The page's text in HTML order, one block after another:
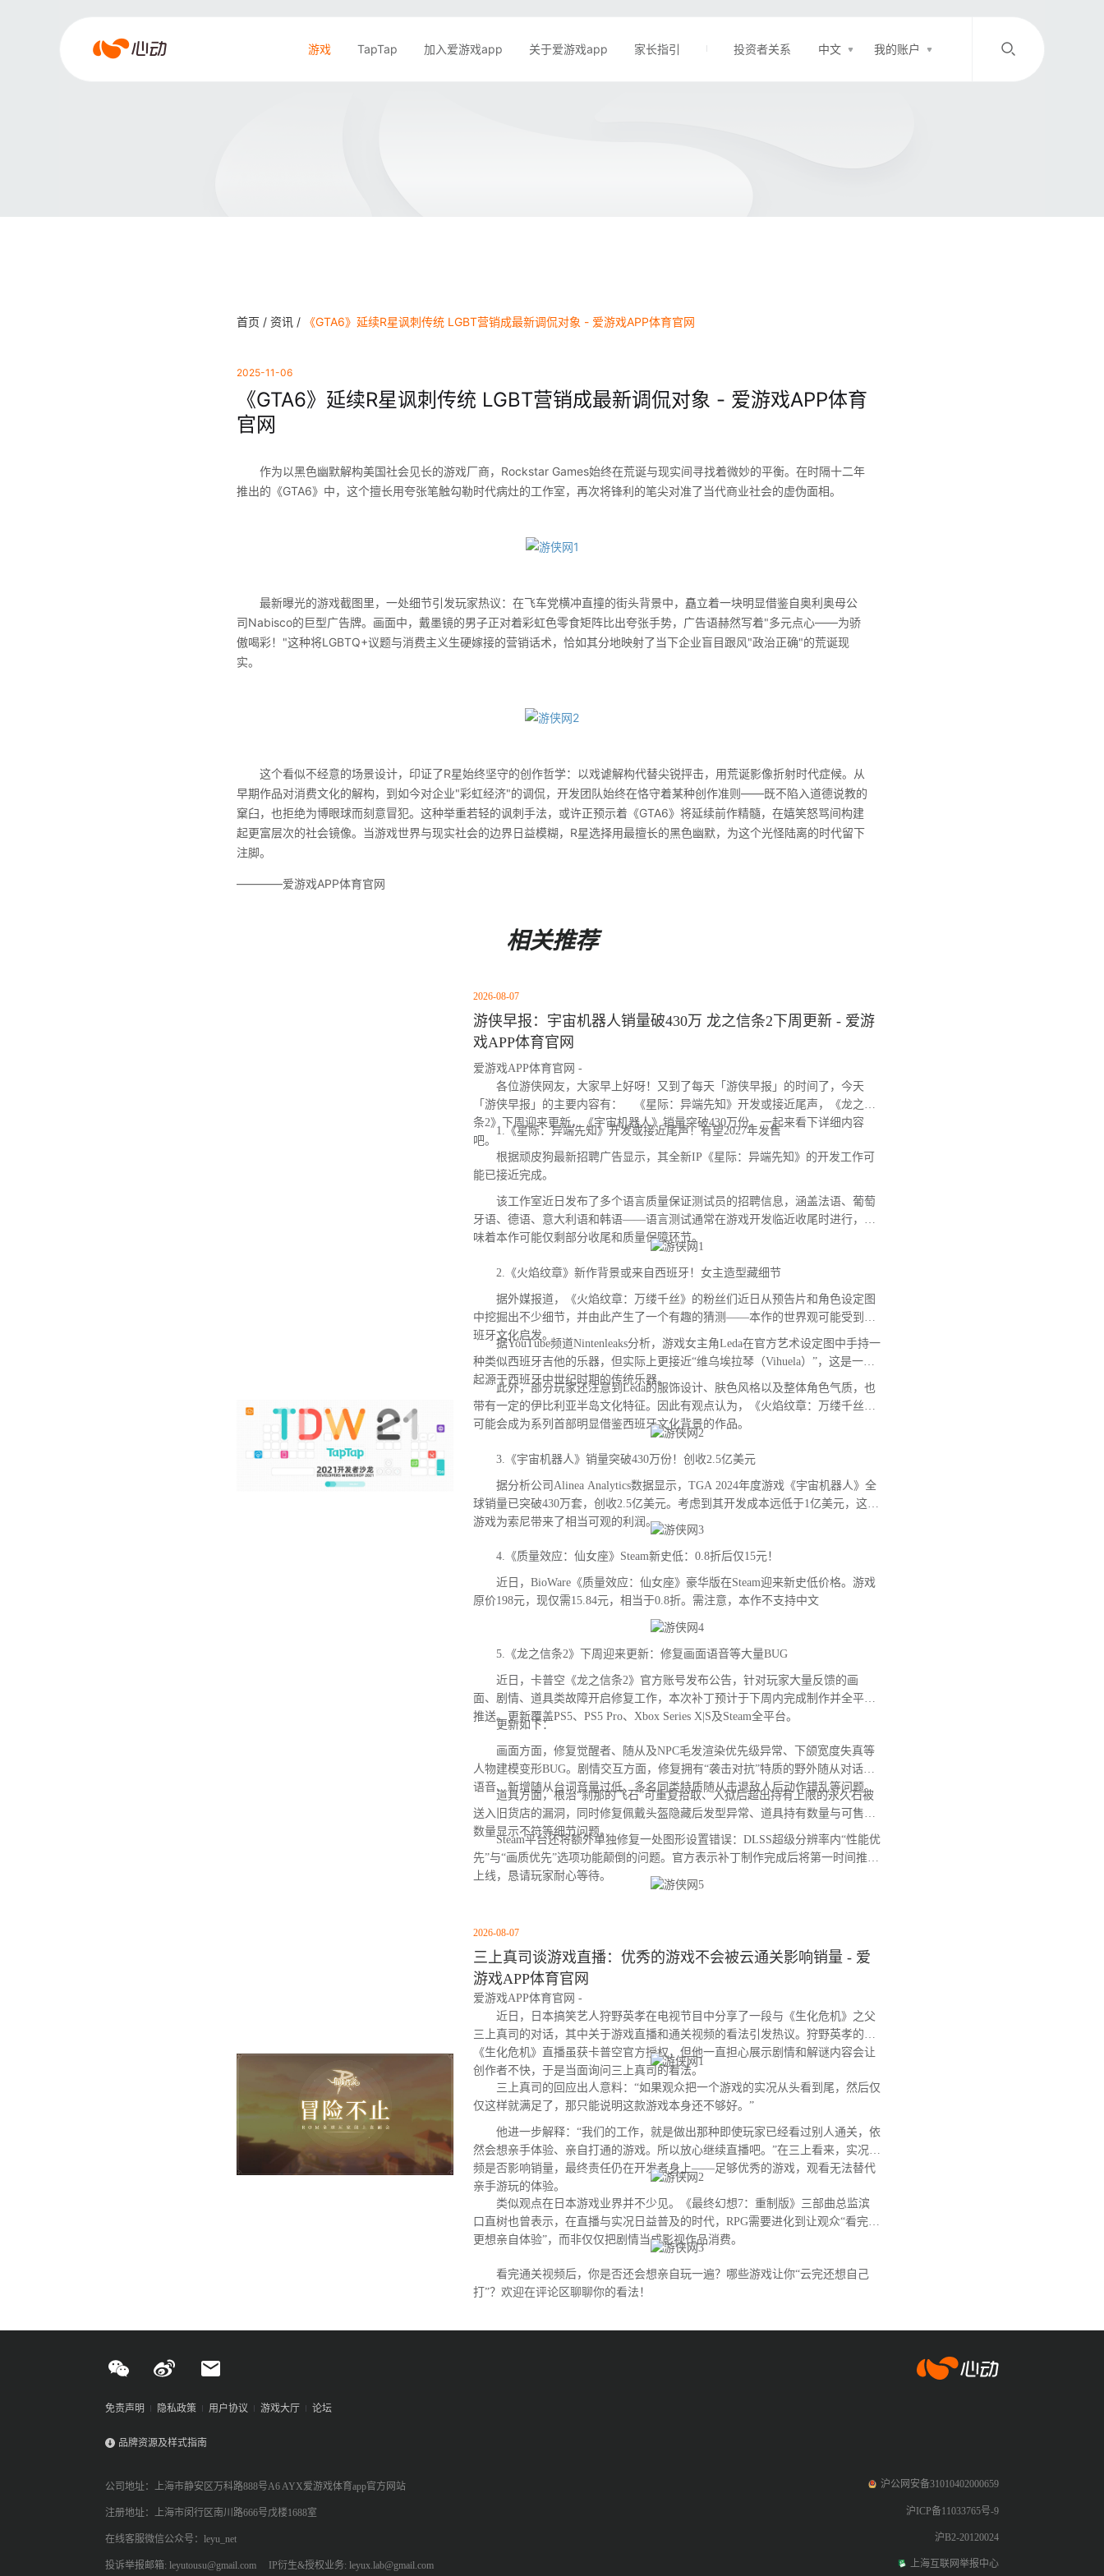
爱
游戏 TapTap 加入爱游戏app 关于爱游戏app 家长指引 投资者关系 中文 我的账户
/
首页 / 资讯 / 《GTA6》延续R星讽刺传统 LGBT营销成最新调侃对象 - 爱游戏APP体育官网
2025-11-06
《GTA6》延续R星讽刺传统 LGBT营销成最新调侃对象 - 爱游戏APP体育
官网
作为以黑色幽默解构美国社会见长的游戏厂商，Rockstar Games始终在荒诞与现实间寻找着微妙的平衡。在时隔十二年
推出的《GTA6》中，这个擅长用夸张笔触勾勒时代病灶的工作室，再次将锋利的笔尖对准了当代商业社会的虚伪面相。
最新曝光的游戏截图里，一处细节引发玩家热议：在飞车党横冲直撞的街头背景中，矗立着一块明显借鉴自奥利奥母公
司Nabisco的巨型广告牌。画面中，戴墨镜的男子正对着彩虹色零食矩阵比出夸张手势，广告语赫然写着"多元点心——为骄
傲喝彩！"这种将LGBTQ+议题与消费主义生硬嫁接的营销话术，恰如其分地映射了当下企业盲目跟风"政治正确"的荒诞现
实。
这个看似不经意的场景设计，印证了R星始终坚守的创作哲学：以戏谑解构代替尖锐抨击，用荒诞影像折射时代症候。从
早期作品对消费文化的解构，到如今对企业"彩虹经济"的调侃，开发团队始终在恪守着某种创作准则——既不陷入道德说教的
窠臼，也拒绝为博眼球而刻意冒犯。这种举重若轻的讽刺手法，或许正预示着《GTA6》将延续前作精髓，在嬉笑怒骂间构建
起更富层次的社会镜像。当游戏世界与现实社会的边界日益模糊，R星选择用最擅长的黑色幽默，为这个光怪陆离的时代留下
注脚。
————爱游戏APP体育官网
相关推荐
2026-08-07
游侠早报：宇宙机器人销量破430万 龙之信条2下周更新 - 爱游
戏APP体育官网
爱游戏APP体育官网 -
各位游侠网友，大家早上好呀！又到了每天「游侠早报」的时间了，今天
「游侠早报」的主要内容有： 《星际：异端先知》开发或接近尾声，《龙之信
条2》下周迎来更新，《宇宙机器人》销量突破430万份，一起来看下详细内容
吧。
1.《星际：异端先知》开发或接近尾声！有望2027年发售
根据顽皮狗最新招聘广告显示，其全新IP《星际：异端先知》的开发工作可
能已接近完成。
该工作室近日发布了多个语言质量保证测试员的招聘信息，涵盖法语、葡萄
牙语、德语、意大利语和韩语——语言测试通常在游戏开发临近收尾时进行，意
味着本作可能仅剩部分收尾和质量保障环节。
2.《火焰纹章》新作背景或来自西班牙！女主造型藏细节
据外媒报道，《火焰纹章：万缕千丝》的粉丝们近日从预告片和角色设定图
中挖掘出不少细节，并由此产生了一个有趣的猜测——本作的世界观可能受到西
班牙文化启发。
据YouTube频道Nintenleaks分析，游戏女主角Leda在官方艺术设定图中手持一
种类似西班牙吉他的乐器，但实际上更接近“维乌埃拉琴（Vihuela）”，这是一种
起源于西班牙中世纪时期的传统乐器。
此外，部分玩家还注意到Leda的服饰设计、肤色风格以及整体角色气质，也
带有一定的伊比利亚半岛文化特征。因此有观点认为，《火焰纹章：万缕千丝》
可能会成为系列首部明显借鉴西班牙文化背景的作品。
3.《宇宙机器人》销量突破430万份！创收2.5亿美元
据分析公司Alinea Analytics数据显示，TGA 2024年度游戏《宇宙机器人》全
球销量已突破430万套，创收2.5亿美元。考虑到其开发成本远低于1亿美元，这款
游戏为索尼带来了相当可观的利润。
4.《质量效应：仙女座》Steam新史低：0.8折后仅15元！
近日，BioWare《质量效应：仙女座》豪华版在Steam迎来新史低价格。游戏
原价198元，现仅需15.84元，相当于0.8折。需注意，本作不支持中文
5.《龙之信条2》下周迎来更新：修复画面语音等大量BUG
近日，卡普空《龙之信条2》官方账号发布公告，针对玩家大量反馈的画
面、剧情、道具类故障开启修复工作，本次补丁预计于下周内完成制作并全平台
推送。更新覆盖PS5、PS5 Pro、Xbox Series X|S及Steam全平台。
更新如下：
画面方面，修复觉醒者、随从及NPC毛发渲染优先级异常、下颌宽度失真等
人物建模变形BUG。剧情交互方面，修复拥有“袭击对抗”特质的野外随从对话无
语音、新增随从台词音量过低、多名同类特质随从击退敌人后动作错乱等问题。
道具方面，根治“刹那的飞石”可重复拾取、入狱后超出持有上限的永久石被
送入旧货店的漏洞，同时修复佩戴头盔隐藏后发型异常、道具持有数量与可售卖
数量显示不符等细节问题。
Steam平台还将额外单独修复一处图形设置错误：DLSS超级分辨率内“性能优
先”与“画质优先”选项功能颠倒的问题。官方表示补丁制作完成后将第一时间推送
上线，恳请玩家耐心等待。
2026-08-07
三上真司谈游戏直播：优秀的游戏不会被云通关影响销量 - 爱
游戏APP体育官网
爱游戏APP体育官网 -
近日，日本搞笑艺人狩野英孝在电视节目中分享了一段与《生化危机》之父
三上真司的对话，其中关于游戏直播和通关视频的看法引发热议。狩野英孝的
《生化危机》直播虽获卡普空官方授权，但他一直担心展示剧情和解谜内容会让
创作者不快，于是当面询问三上真司的看法。
三上真司的回应出人意料：“如果观众把一个游戏的实况从头看到尾，然后仅
仅这样就满足了，那只能说明这款游戏本身还不够好。”
他进一步解释：“我们的工作，就是做出那种即使玩家已经看过别人通关，依
然会想亲手体验、亲自打通的游戏。所以放心继续直播吧。”在三上看来，实况视
频是否影响销量，最终责任仍在开发者身上——足够优秀的游戏，观看无法替代
亲手游玩的体验。
类似观点在日本游戏业界并不少见。《最终幻想7：重制版》三部曲总监滨
口直树也曾表示，在直播与实况日益普及的时代，RPG需要进化到让观众“看完后
更想亲自体验”，而非仅仅把剧情当成影视作品消费。
看完通关视频后，你是否还会想亲自玩一遍？哪些游戏让你“云完还想自己
打”？欢迎在评论区聊聊你的看法！
免责声明 隐私政策 用户协议 游戏大厅 论坛
品牌资源及样式指南
公司地址：上海市静安区万科路888号A6 AYX爱游戏体育app官方网站
注册地址：上海市闵行区南川路666号戊楼1688室
在线客服微信公众号：leyu_net
投诉举报邮箱: leyutousu@gmail.com IP衍生&授权业务: leyux.lab@gmail.com
沪公网安备31010402000659
沪ICP备11033765号-9
沪B2-20120024
上海互联网举报中心
爱游戏app体育